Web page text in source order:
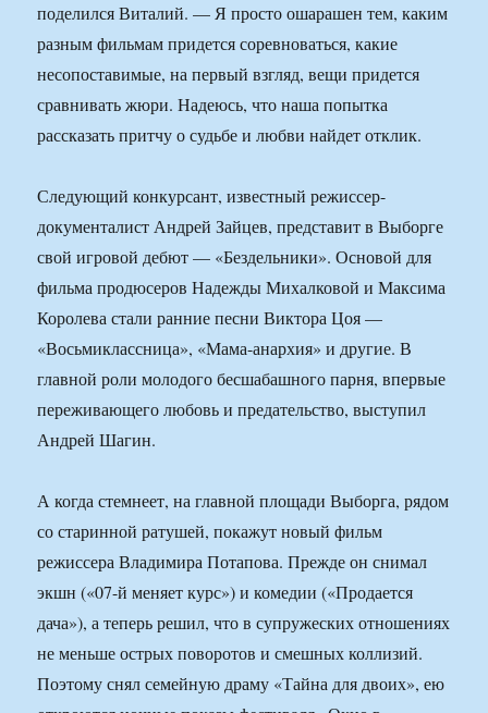
поделился Виталий. — Я просто ошарашен тем, каким
разным фильмам придется соревноваться, какие
несопоставимые, на первый взгляд, вещи придется
сравнивать жюри. Надеюсь, что наша попытка
рассказать притчу о судьбе и любви найдет отклик.
Следующий конкурсант, известный режиссер-
документалист Андрей Зайцев, представит в Выборге
свой игровой дебют — «Бездельники». Основой для
фильма продюсеров Надежды Михалковой и Максима
Королева стали ранние песни Виктора Цоя —
«Восьмиклассница», «Мама-анархия» и другие. В
главной роли молодого бесшабашного парня, впервые
переживающего любовь и предательство, выступил
Андрей Шагин.
А когда стемнеет, на главной площади Выборга, рядом
со старинной ратушей, покажут новый фильм
режиссера Владимира Потапова. Прежде он снимал
экшн («07-й меняет курс») и комедии («Продается
дача»), а теперь решил, что в супружеских отношениях
не меньше острых поворотов и смешных коллизий.
Поэтому снял семейную драму «Тайна для двоих», ею